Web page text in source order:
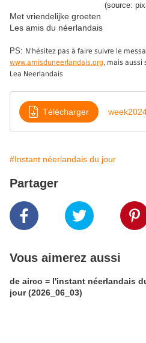
(source:
Met vriendelijke groeten
Les amis du néerlandais
PS: N'hésitez pas à faire suivre le
www.amisduneerlandais.org, mais aussi
Lea Neerlandais
Télécharger
#Instant néerlandais du jour
Partager
Vous aimerez aussi
de airco = l'instant néerlandais
jour (2026_06_03)